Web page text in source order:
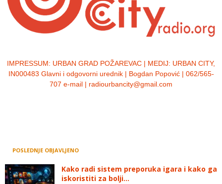
IMPRESSUM: URBAN GRAD POŽAREVAC | MEDIJ: URBAN CITY,
IN000483 Glavni i odgovorni urednik | Bogdan Popović | 062/565-
707 e-mail | radiourbancity@gmail.com
POSLEDNJE OBJAVLJENO
Kako radi sistem preporuka igara i kako ga
iskoristiti za bolji...